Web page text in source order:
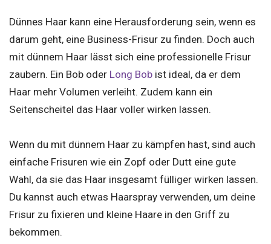
Dünnes Haar kann eine Herausforderung sein, wenn es
darum geht, eine Business-Frisur zu finden. Doch auch
mit dünnem Haar lässt sich eine professionelle Frisur
zaubern. Ein Bob oder Long Bob ist ideal, da er dem
Haar mehr Volumen verleiht. Zudem kann ein
Seitenscheitel das Haar voller wirken lassen.
Wenn du mit dünnem Haar zu kämpfen hast, sind auch
einfache Frisuren wie ein Zopf oder Dutt eine gute
Wahl, da sie das Haar insgesamt fülliger wirken lassen.
Du kannst auch etwas Haarspray verwenden, um deine
Frisur zu fixieren und kleine Haare in den Griff zu
bekommen.